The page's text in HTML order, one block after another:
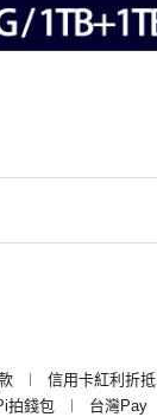
信用卡紅利折抵
拍錢包 台灣Pay